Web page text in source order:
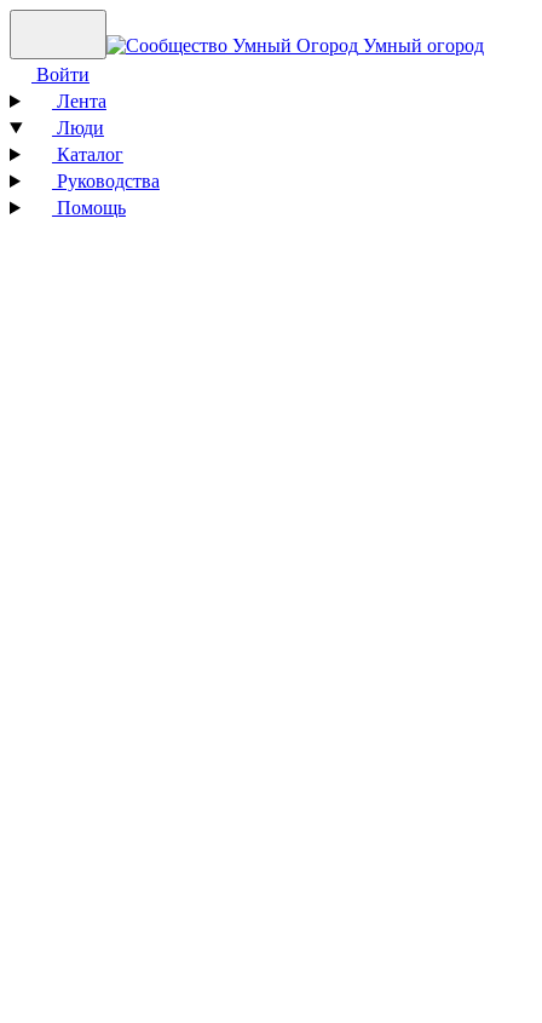
Умный огород
Войти
Лента
Люди
Каталог
Руководства
Помощь